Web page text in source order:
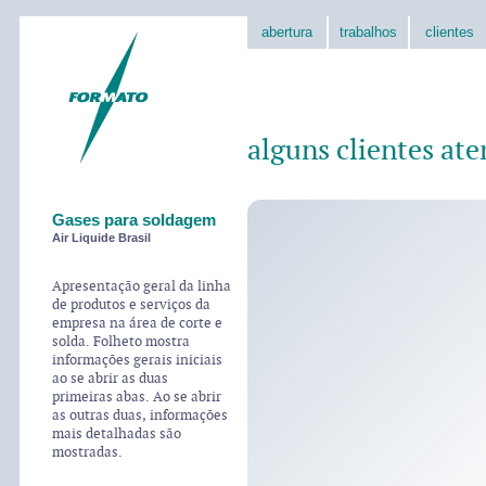
abertura trabalhos clientes
Gases para soldagem
Air Liquide Brasil
Apresentação geral da linha
de produtos e serviços da
empresa na área de corte e
solda. Folheto mostra
informações gerais iniciais
ao se abrir as duas
primeiras abas. Ao se abrir
as outras duas, informações
mais detalhadas são
mostradas.
alguns clientes